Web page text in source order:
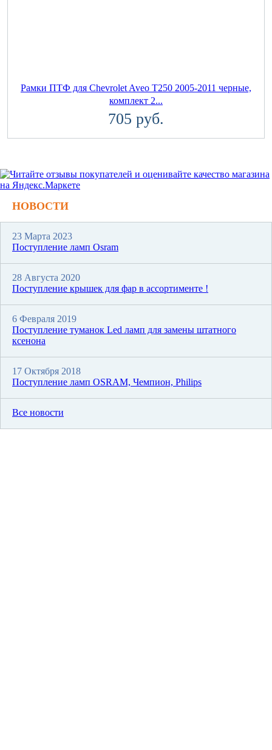
Рамки ПТФ для Chevrolet Aveo T250 2005-2011 черные,
комплект 2...
705 руб.
НОВОСТИ
23 Марта 2023
Поступление ламп Osram
28 Августа 2020
Поступление крышек для фар в ассортименте !
6 Февраля 2019
Поступление туманок Led ламп для замены штатного
ксенона
17 Октября 2018
Поступление ламп OSRAM, Чемпион, Philips
Все новости